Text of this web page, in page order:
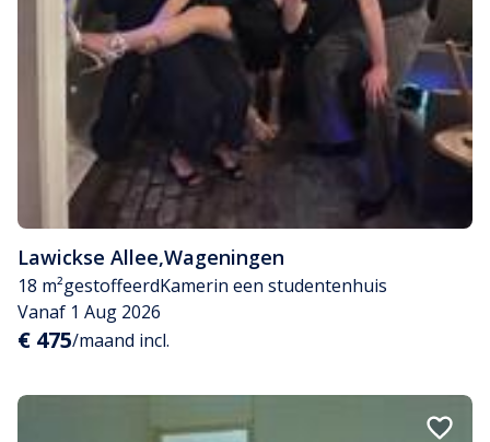
Lawickse Allee,Wageningen
18 m²gestoffeerdKamerin een studentenhuis
Vanaf 1 Aug 2026
€ 475/maand incl.